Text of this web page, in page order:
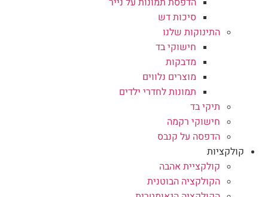
סיכות דש
התינוקות שלנו
חישוקי בד
מדבקות
מוצרים נלווים
תמונות לחדרי ילדים
תיקי בד
חישוקי רקמה
הדפסה על קנבס
קולקציות
קולקציית אהבה
הקולקציה הבוטנית